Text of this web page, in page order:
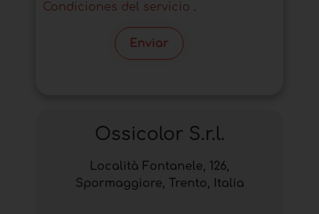
Condiciones del servicio .
Enviar
Ossicolor S.r.l.
Località Fontanele, 126,
Spormaggiore, Trento, Italia